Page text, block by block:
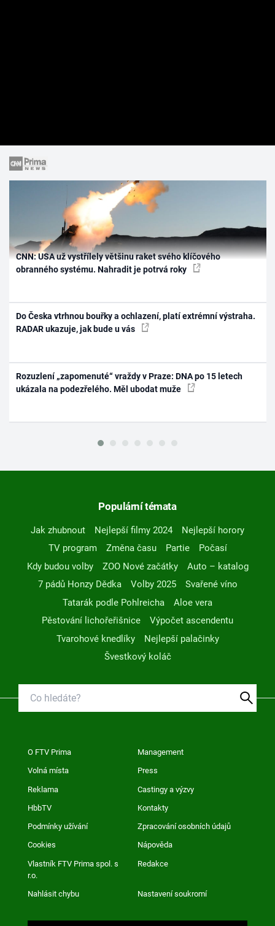
CNN: USA už vystřílely většinu raket svého klíčového
obranného systému. Nahradit je potrvá roky
Do Česka vtrhnou bouřky a ochlazení, platí extrémní výstraha.
RADAR ukazuje, jak bude u vás
Rozuzlení „zapomenuté“ vraždy v Praze: DNA po 15 letech
ukázala na podezřelého. Měl ubodat muže
Populární témata
Jak zhubnout Nejlepší filmy 2024
Nejlepší horory
TV program
Změna času Partie
Počasí
Kdy budou volby
ZOO Nové začátky
Auto – katalog
7 pádů Honzy Dědka
Volby 2025
Svařené víno
Tatarák podle Pohlreicha
Aloe vera
Pěstování lichořeřišnice
Výpočet ascendentu
Tvarohové knedlíky
Nejlepší palačinky
Švestkový koláč
O FTV Prima Management
Volná místa Press
Reklama Castingy a výzvy
HbbTV Kontakty
Podmínky užívání Zpracování osobních údajů
Cookies Nápověda
Vlastník FTV Prima spol. s
r.o.
Redakce
Nahlásit chybu Nastavení soukromí